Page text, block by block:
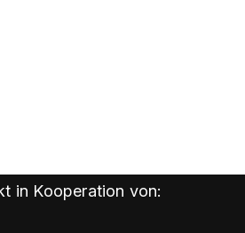
in Kooperation von: